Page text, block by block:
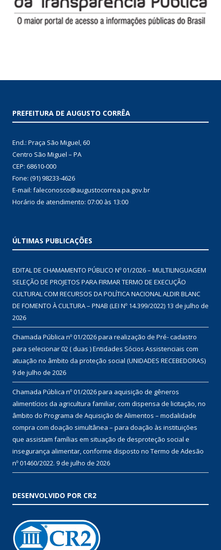
PREFEITURA DE AUGUSTO CORRÊA
End.: Praça São Miguel, 60
Centro São Miguel – PA
CEP: 68610-000
Fone: (91) 98233-4626
E-mail: faleconosco@augustocorrea.pa.gov.br
Horário de atendimento: 07:00 às 13:00
ÚLTIMAS PUBLICAÇÕES
EDITAL DE CHAMAMENTO PÚBLICO Nº 01/2026 – MULTILINGUAGEM
SELEÇÃO DE PROJETOS PARA FIRMAR TERMO DE EXECUÇÃO
CULTURAL COM RECURSOS DA POLÍTICA NACIONAL ALDIR BLANC
DE FOMENTO À CULTURA – PNAB (LEI Nº 14.399/2022) 13 de julho de
2026
Chamada Pública nº 01/2026 para realização de Pré- cadastro
para selecionar 02 ( duas ) Entidades Sócios Assistenciais com
atuação no âmbito da proteção social (UNIDADES RECEBEDORAS)
9 de julho de 2026
Chamada Pública nº 01/2026 para aquisição de gêneros
alimentícios da agricultura familiar, com dispensa de licitação, no
âmbito do Programa de Aquisição de Alimentos – modalidade
compra com doação simultânea – para doação às instituições
que assistam famílias em situação de desproteção social e
insegurança alimentar, conforme disposto no Termo de Adesão
nº 01460/2022. 9 de julho de 2026
DESENVOLVIDO POR CR2